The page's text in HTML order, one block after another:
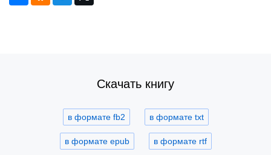
Скачать книгу
в формате fb2 в формате txt
в формате epub в формате rtf